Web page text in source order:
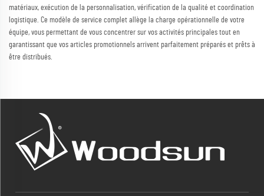
matériaux, exécution de la personnalisation, vérification de la qualité et coordination
logistique. Ce modèle de service complet allège la charge opérationnelle de votre
équipe, vous permettant de vous concentrer sur vos activités principales tout en
garantissant que vos articles promotionnels arrivent parfaitement préparés et prêts à
être distribués.